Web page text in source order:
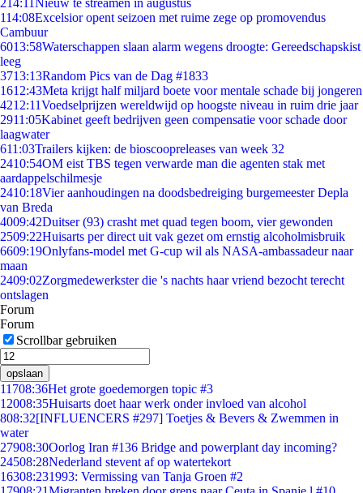
214:11Nieuw te streamen in augustus
114:08Excelsior opent seizoen met ruime zege op promovendus
Cambuur
6013:58Waterschappen slaan alarm wegens droogte: Gereedschapskist
leeg
3713:13Random Pics van de Dag #1833
1612:43Meta krijgt half miljard boete voor mentale schade bij jongeren
4212:11Voedselprijzen wereldwijd op hoogste niveau in ruim drie jaar
2911:05Kabinet geeft bedrijven geen compensatie voor schade door
laagwater
611:03Trailers kijken: de bioscoopreleases van week 32
2410:54OM eist TBS tegen verwarde man die agenten stak met
aardappelschilmesje
2410:18Vier aanhoudingen na doodsbedreiging burgemeester Depla
van Breda
4009:42Duitser (93) crasht met quad tegen boom, vier gewonden
2509:22Huisarts per direct uit vak gezet om ernstig alcoholmisbruik
6609:19Onlyfans-model met G-cup wil als NASA-ambassadeur naar
maan
2409:02Zorgmedewerkster die 's nachts haar vriend bezocht terecht
ontslagen
Forum
Forum
Scrollbar gebruiken
opslaan
11708:36Het grote goedemorgen topic #3
12008:35Huisarts doet haar werk onder invloed van alcohol
808:32[INFLUENCERS #297] Toetjes & Bevers & Zwemmen in
water
27908:30Oorlog Iran #136 Bridge and powerplant day incoming?
24508:28Nederland stevent af op watertekort
16308:231993: Vermissing van Tanja Groen #2